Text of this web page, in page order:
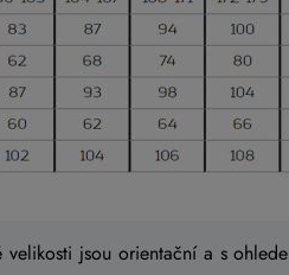
velikosti jsou orientační a s